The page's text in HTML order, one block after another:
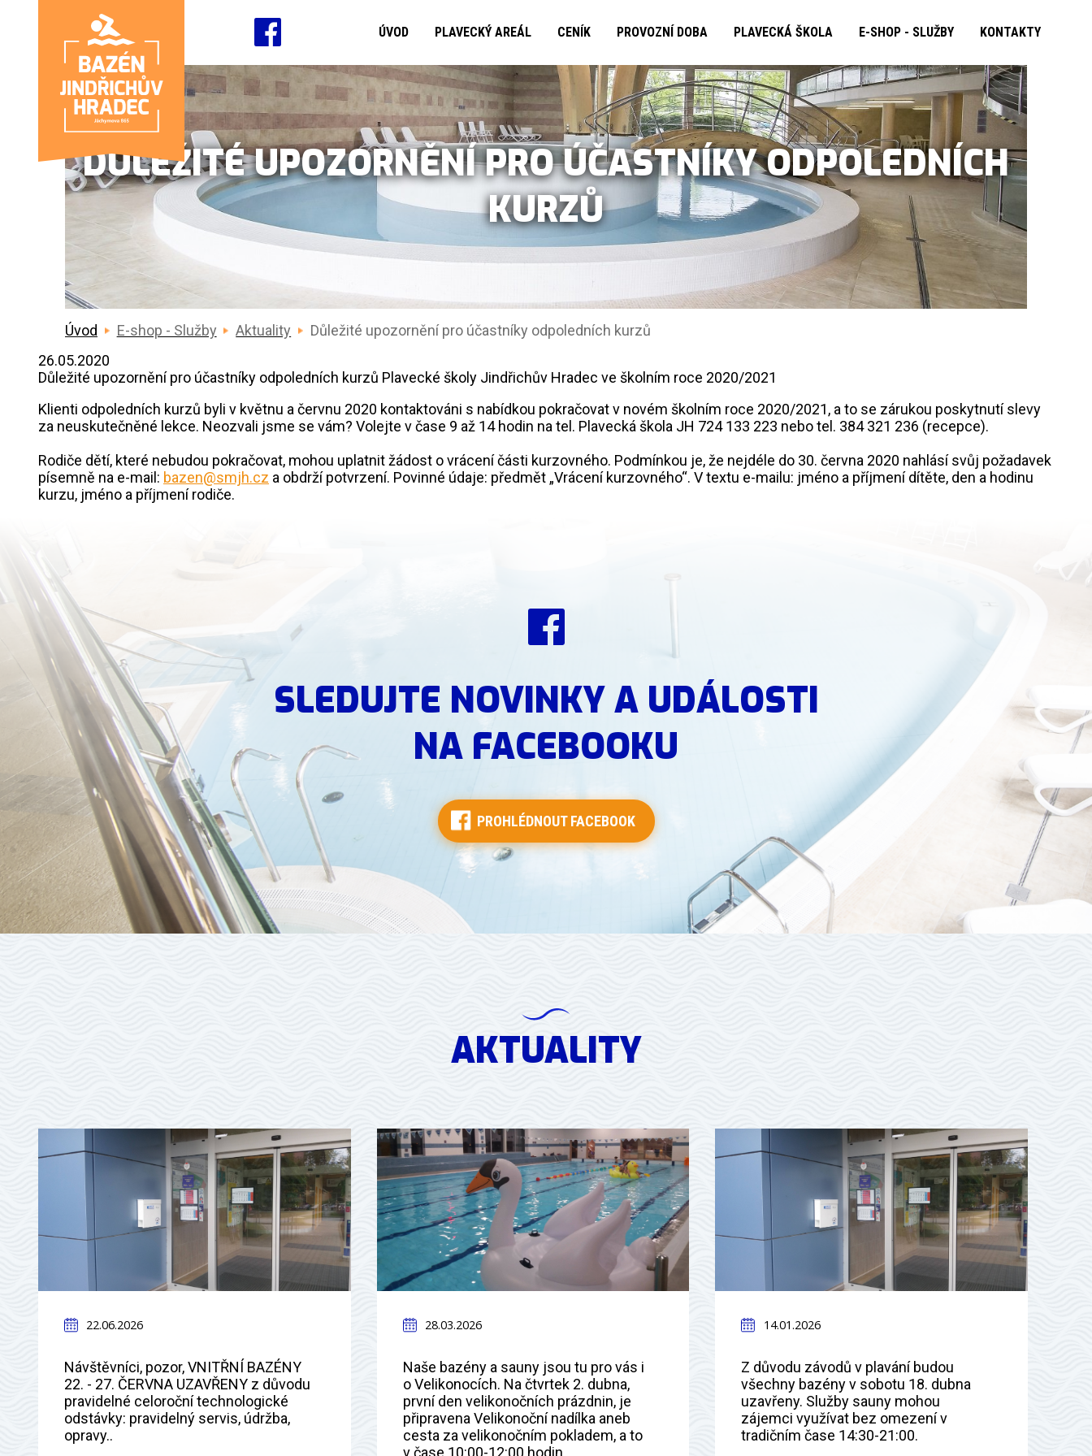
ÚVOD PLAVECKÝ AREÁL CENÍK PROVOZNÍ DOBA PLAVECKÁ ŠKOLA E-SHOP - SLUŽBY KONTAKTY
DŮLEŽITÉ UPOZORNĚNÍ PRO ÚČASTNÍKY ODPOLEDNÍCH
KURZŮ
Úvod E-shop - Služby Aktuality
Důležité upozornění pro účastníky odpoledních kurzů
26.05.2020
Důležité upozornění pro účastníky odpoledních kurzů Plavecké školy Jindřichův Hradec ve školním roce 2020/2021
Klienti odpoledních kurzů byli v květnu a červnu 2020 kontaktováni s nabídkou pokračovat v novém školním roce 2020/2021, a to se zárukou poskytnutí slevy
za neuskutečněné lekce. Neozvali jsme se vám? Volejte v čase 9 až 14 hodin na tel. Plavecká škola JH 724 133 223 nebo tel. 384 321 236 (recepce).
Rodiče dětí, které nebudou pokračovat, mohou uplatnit žádost o vrácení části kurzovného. Podmínkou je, že nejdéle do 30. června 2020 nahlásí svůj požadavek
písemně na e-mail: bazen@smjh.cz a obdrží potvrzení. Povinné údaje: předmět „Vrácení kurzovného“. V textu e-mailu: jméno a příjmení dítěte, den a hodinu
kurzu, jméno a příjmení rodiče.
SLEDUJTE NOVINKY A UDÁLOSTI
NA FACEBOOKU
PROHLÉDNOUT FACEBOOK
AKTUALITY
22.06.2026
Návštěvníci, pozor, VNITŘNÍ BAZÉNY
22. - 27. ČERVNA UZAVŘENY z důvodu
pravidelné celoroční technologické
odstávky: pravidelný servis, údržba,
opravy..
28.03.2026
Naše bazény a sauny jsou tu pro vás i
o Velikonocích. Na čtvrtek 2. dubna,
první den velikonočních prázdnin, je
připravena Velikonoční nadílka aneb
cesta za velikonočním pokladem, a to
14.01.2026
Z důvodu závodů v plavání budou
všechny bazény v sobotu 18. dubna
uzavřeny. Služby sauny mohou
zájemci využívat bez omezení v
tradičním čase 14:30-21:00.